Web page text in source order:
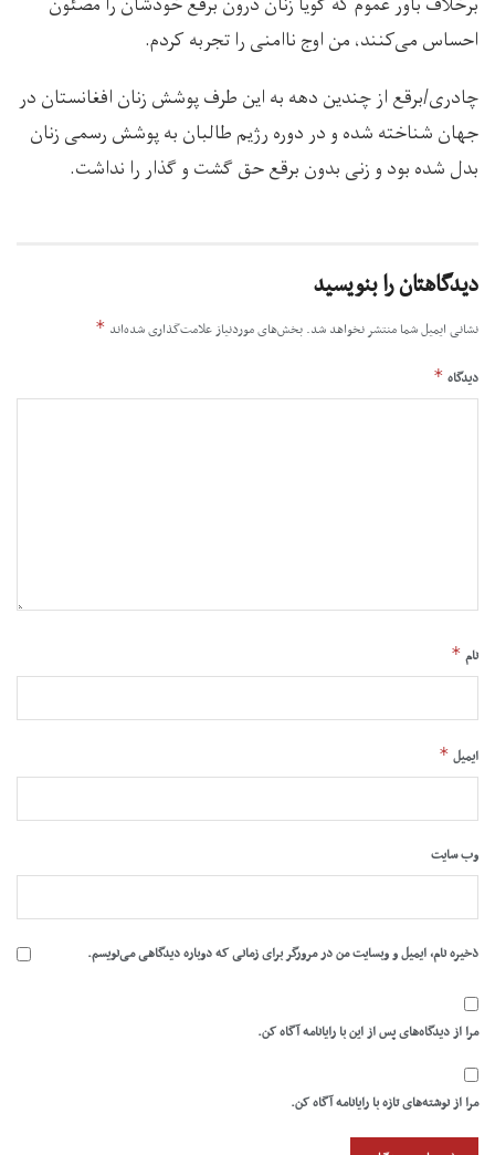
احساس می‌کنند، من اوج ناامنی را تجربه کردم.
چادری/برقع از چندین دهه به‌ این طرف پوشش زنان افغانستان در
جهان شناخته شده و در دوره رژیم طالبان به پوشش رسمی زنان
بدل شده بود و زنی بدون برقع حق گشت و گذار را نداشت.
دیدگاهتان را بنویسید
نشانی ایمیل شما منتشر نخواهد شد. بخش‌های موردنیاز علامت‌گذاری شده‌اند *
دیدگاه *
نام *
ایمیل *
وب‌ سایت
ذخیره نام، ایمیل و وبسایت من در مرورگر برای زمانی که دوباره دیدگاهی می‌نویسم.
مرا از دیدگاه‌های پس از این با رایانامه آگاه کن.
مرا از نوشته‌های تازه با رایانامه آگاه کن.